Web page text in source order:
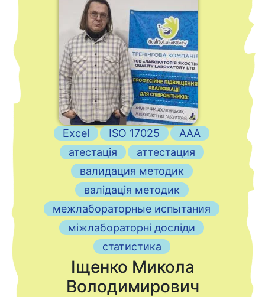
Excel ISO 17025
ААА
атестація
аттестация
валидация методик
валідація методик
межлабораторные испытания
міжлабораторні досліди
статистика
Іщенко Микола
Володимирович